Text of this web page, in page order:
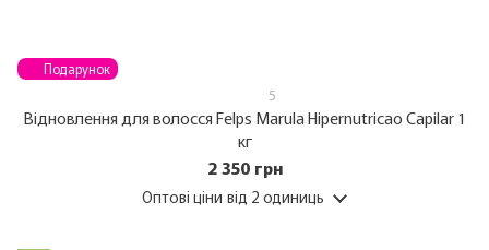
Подарунок
5
Відновлення для волосся Felps Marula Hipernutricao Capilar 1
кг
2 350 грн
Оптові ціни від 2 одиниць